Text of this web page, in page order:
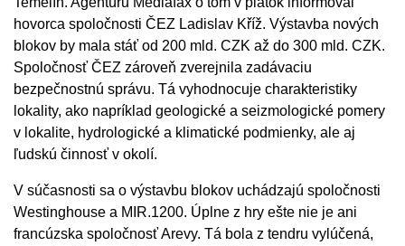
hovorca spoločnosti ČEZ Ladislav Kříž. Výstavba nových
blokov by mala stáť od 200 mld. CZK až do 300 mld. CZK.
Spoločnosť ČEZ zároveň zverejnila zadávaciu
bezpečnostnú správu. Tá vyhodnocuje charakteristiky
lokality, ako napríklad geologické a seizmologické pomery
v lokalite, hydrologické a klimatické podmienky, ale aj
ľudskú činnosť v okolí.
V súčasnosti sa o výstavbu blokov uchádzajú spoločnosti
Westinghouse a MIR.1200. Úplne z hry ešte nie je ani
francúzska spoločnosť Arevy. Tá bola z tendru vylúčená,